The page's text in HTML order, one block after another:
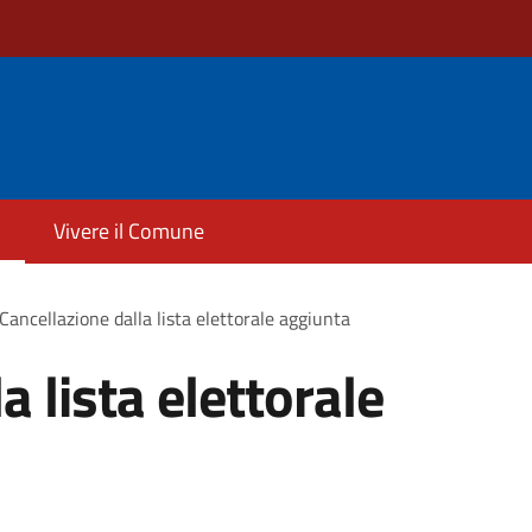
Vivere il Comune
Cancellazione dalla lista elettorale aggiunta
lista elettorale